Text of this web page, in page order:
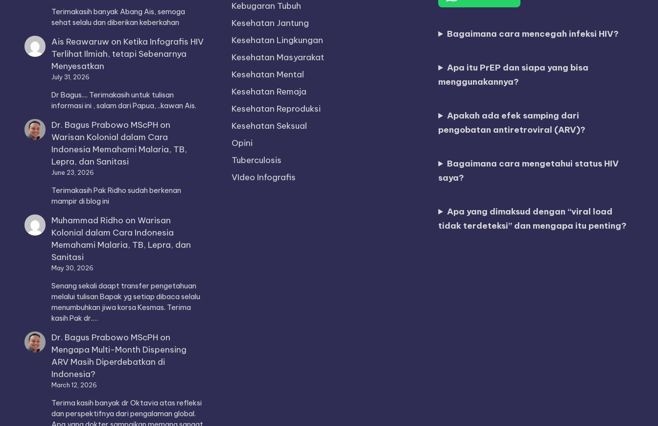
Terimakasih banyak Abang Ais, semoga
sehat selalu dan diberikan keberkahan
Ais Reawaruw on Ketika Infografis HIV
Terlihat Ilmiah, tetapi Sebenarnya
Menyesatkan
July 31, 2026
Dr Bagus.... Terimakasih untuk tulisan
informasi ini , salam dari Papua, ..kawan Ais.
Dr. Bagus Prabowo MScPH on
Warisan Kolonial dalam Cara
Indonesia Memahami Malaria, TB,
Lepra, dan Sanitasi
June 23, 2026
Terimakasih Pak Ridho sudah berkenan
mampir di blog ini
Muhammad Ridho onWarisan
Kolonial dalam Cara Indonesia
Memahami Malaria, TB, Lepra, dan
Sanitasi
May 30, 2026
Senang sekali daapt transfer pengetahuan
melalui tulisan Bapak yg setiap dibaca selalu
menumbuhkan jiwa korsa Kesmas. Terima
kasih Pak dr.…
Dr. Bagus Prabowo MScPH on
Mengapa Multi-Month Dispensing
ARV Masih Diperdebatkan di
Indonesia?
March 12, 2026
Terima kasih banyak dr Oktavia atas refleksi
dan perspektifnya dari pengalaman global.
Kebugaran Tubuh
Kesehatan Jantung
Kesehatan Lingkungan
Kesehatan Masyarakat
Kesehatan Mental
Kesehatan Remaja
Kesehatan Reproduksi
Kesehatan Seksual
Opini
Tuberculosis
VIdeo Infografis
Bagaimana cara mencegah infeksi HIV?
Apa itu PrEP dan siapa yang bisa
menggunakannya?
Apakah ada efek samping dari
pengobatan antiretroviral (ARV)?
Bagaimana cara mengetahui status HIV
saya?
Apa yang dimaksud dengan “viral load
tidak terdeteksi” dan mengapa itu penting?